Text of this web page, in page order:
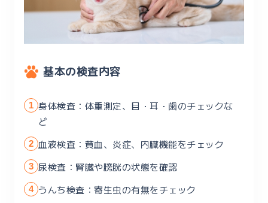
基本の検査内容
身体検査：体重測定、目・耳・歯のチェックな
ど
血液検査：貧血、炎症、内臓機能をチェック
尿検査：腎臓や膀胱の状態を確認
うんち検査：寄生虫の有無をチェック